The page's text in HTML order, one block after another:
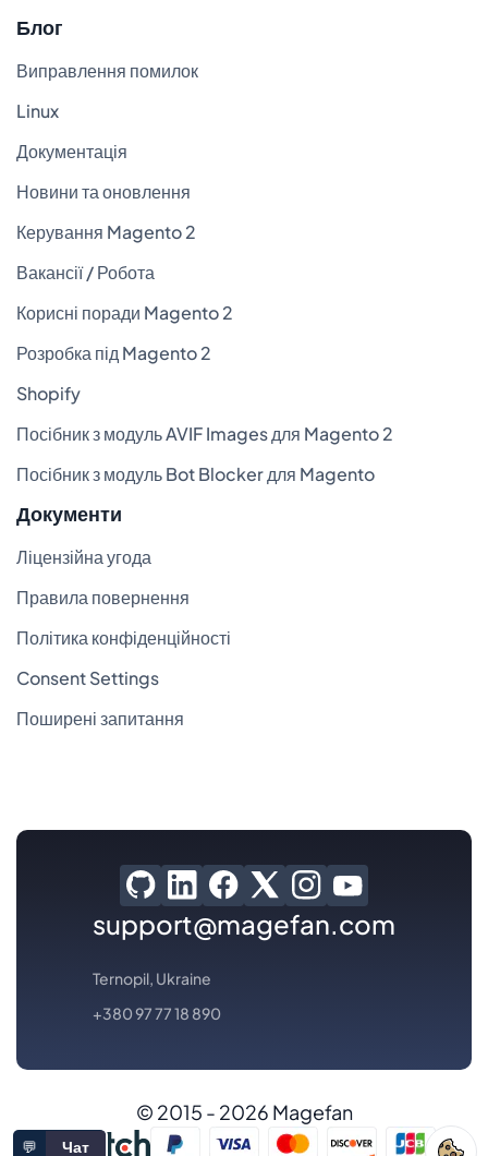
Блог
Виправлення помилок
Linux
Документація
Новини та оновлення
Керування Magento 2
Вакансії / Робота
Корисні поради Magento 2
Розробка під Magento 2
Shopify
Посібник з модуль AVIF Images для Magento 2
Посібник з модуль Bot Blocker для Magento
Документи
Ліцензійна угода
Правила повернення
Політика конфіденційності
Consent Settings
Поширені запитання
support@magefan.com
Ternopil, Ukraine
+380 97 77 18 890
© 2015 - 2026 Magefan
💬 Чат